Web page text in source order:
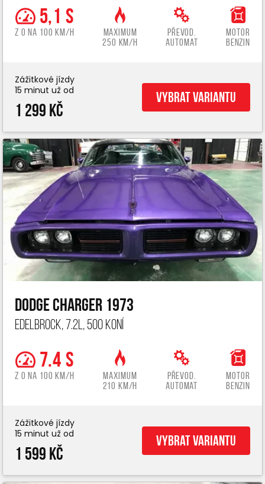
5,1 s
z 0 na 100 km/h
Maximum
250 km/h
Převod.
automat
Motor
benzin
Zážitkové jízdy
15 minut už od
1 299 Kč
Vybrat variantu
Dodge Charger 1973
Edelbrock, 7.2L, 500 koní
7.4 s
z 0 na 100 km/h
Maximum
210 km/h
Převod.
automat
Motor
benzin
Zážitkové jízdy
15 minut už od
1 599 Kč
Vybrat variantu